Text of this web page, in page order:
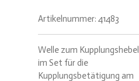
Artikelnummer: 41483
Welle zum Kupplungshebel
im Set für die
Kupplungsbetätigung am